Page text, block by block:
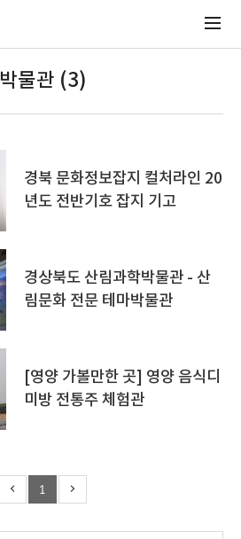
박물관 (3)
경북 문화정보잡지 컬처라인 20
년도 전반기호 잡지 기고
경상북도 산림과학박물관 - 산
림문화 전문 테마박물관
[영양 가볼만한 곳] 영양 음식디
미방 전통주 체험관
1